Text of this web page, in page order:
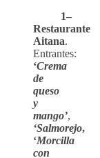
1–
Restaurante
Aitana.
Entrantes:
‘Crema
de
queso
y
mango’,
‘Salmorejo,
‘Morcilla
con